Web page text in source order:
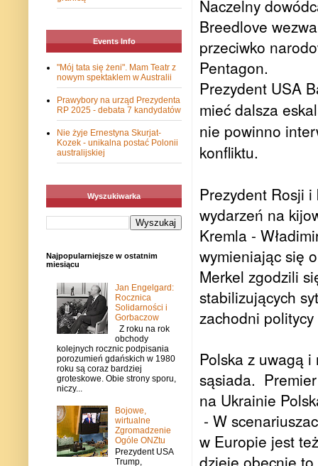
Naczelny
Breedlove
przeciwko
Pentagon.
Prezydent USA
mieć dalsza
nie powinno
konfliktu.
Prezydent Rosji
wydarzeń na
Kremla -
wymieniając się
Merkel zgodzili
stabilizujących
zachodni
Polska z uwagą
sąsiada.
na Ukrainie
- W
w Europie jest
Events Info
"Mój tata się żeni". Mam Teatr z
nowym spektaklem w Australii
Prawybory na urząd Prezydenta
RP 2025 - debata 7 kandydatów
Nie żyje Ernestyna Skurjat-
Kozek - unikalna postać Polonii
australijskiej
Wyszukiwarka
Najpopularniejsze w ostatnim
miesiącu
Jan Engelgard:
Rocznica
Solidarności i
Gorbaczow
Z roku na rok
obchody
kolejnych rocznic podpisania
porozumień gdańskich w 1980
roku są coraz bardziej
groteskowe. Obie strony sporu,
niczy...
Bojowe,
wirtualne
Zgromadzenie
Ogóle ONZtu
Prezydent USA
Trump,